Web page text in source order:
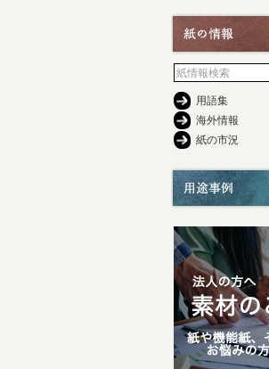
用語集
海外情報
紙の市況